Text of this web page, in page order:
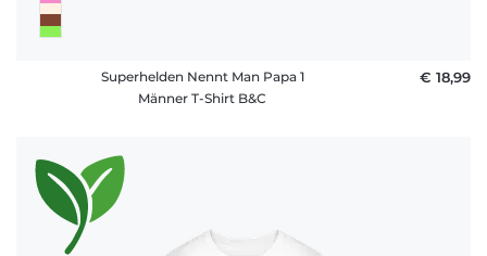
Superhelden Nennt Man Papa 1
Männer T-Shirt B&C
€ 18,99